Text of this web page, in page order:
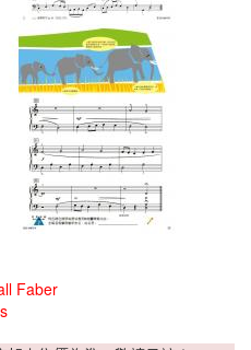
Faber